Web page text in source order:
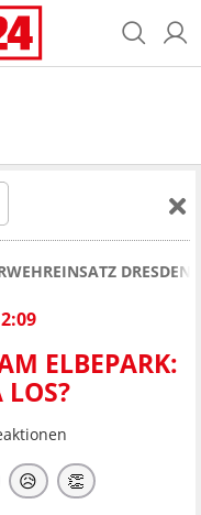
DRESDEN
ELBEPARK:
😥 👏